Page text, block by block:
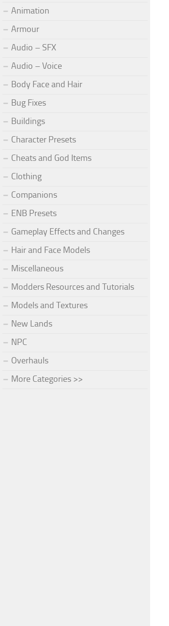
Animation
Armour
Audio – SFX
Audio – Voice
Body Face and Hair
Bug Fixes
Buildings
Character Presets
Cheats and God Items
Clothing
Companions
ENB Presets
Gameplay Effects and Changes
Hair and Face Models
Miscellaneous
Modders Resources and Tutorials
Models and Textures
New Lands
NPC
Overhauls
More Categories >>